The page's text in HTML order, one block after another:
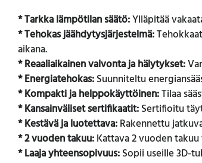
*Tarkka lämpötilan säätö:Ylläpitää
* Tehokas jäähdytysjärjestelmä:
aikana.
* Reaaliaikainen valvonta ja hälytykset:
* Energiatehokas:Suunniteltu
* Kompakti ja helppokäyttöinen:Tilaa
* Kansainväliset sertifikaatit:Sertifioitu
* Kestävä ja luotettava:Rakennettu
* 2 vuoden takuu:Kattava 2 vuoden
* Laaja yhteensopivuus:Sopii useille 3D-